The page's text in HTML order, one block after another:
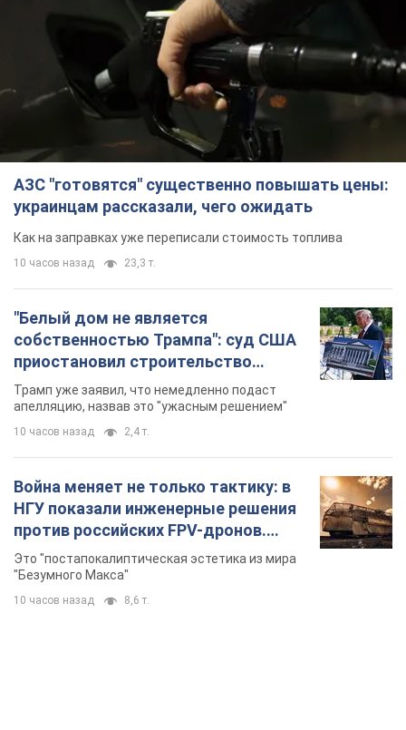
АЗС "готовятся" существенно повышать цены:
украинцам рассказали, чего ожидать
Как на заправках уже переписали стоимость топлива
10 часов назад 23,3 т.
"Белый дом не является
собственностью Трампа": суд США
приостановил строительство
бального зала стоимостью 400 млн
долларов
Трамп уже заявил, что немедленно подаст
апелляцию, назвав это "ужасным решением"
10 часов назад 2,4 т.
Война меняет не только тактику: в
НГУ показали инженерные решения
против российских FPV-дронов.
Фото
Это "постапокалиптическая эстетика из мира
"Безумного Макса"
10 часов назад 8,6 т.